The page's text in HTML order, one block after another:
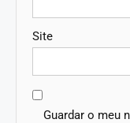
Site
Guardar o meu